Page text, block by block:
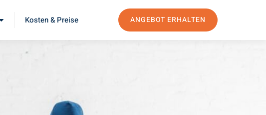
Kosten & Preise ANGEBOT ERHALTEN